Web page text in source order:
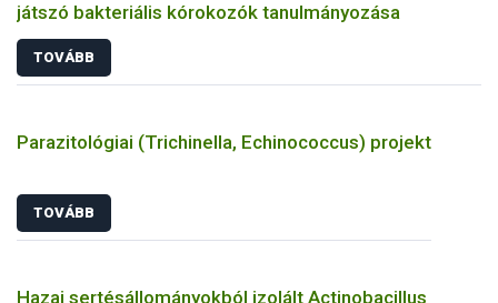
játszó bakteriális kórokozók tanulmányozása
TOVÁBB
Parazitológiai (Trichinella, Echinococcus) projekt
TOVÁBB
Hazai sertésállományokból izolált Actinobacillus